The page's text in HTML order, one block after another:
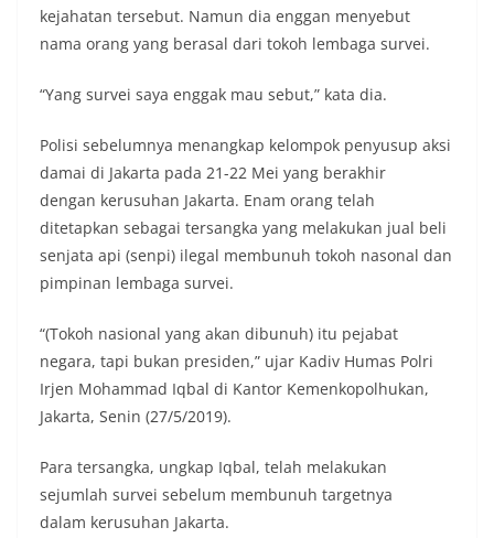
kejahatan tersebut. Namun dia enggan menyebut
nama orang yang berasal dari tokoh lembaga survei.
“Yang survei saya enggak mau sebut,” kata dia.
Polisi sebelumnya menangkap kelompok penyusup aksi
damai di Jakarta pada 21-22 Mei yang berakhir
dengan kerusuhan Jakarta. Enam orang telah
ditetapkan sebagai tersangka yang melakukan jual beli
senjata api (senpi) ilegal membunuh tokoh nasonal dan
pimpinan lembaga survei.
“(Tokoh nasional yang akan dibunuh) itu pejabat
negara, tapi bukan presiden,” ujar Kadiv Humas Polri
Irjen Mohammad Iqbal di Kantor Kemenkopolhukan,
Jakarta, Senin (27/5/2019).
Para tersangka, ungkap Iqbal, telah melakukan
sejumlah survei sebelum membunuh targetnya
dalam kerusuhan Jakarta.